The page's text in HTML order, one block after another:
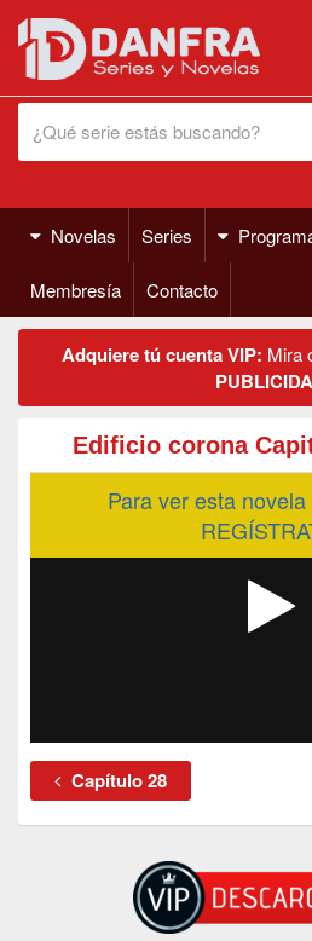
Novelas
Series
Membresía Contacto
Adquiere tú cuenta VIP: Mira
Edificio corona
Para ver esta
Capítulo 28